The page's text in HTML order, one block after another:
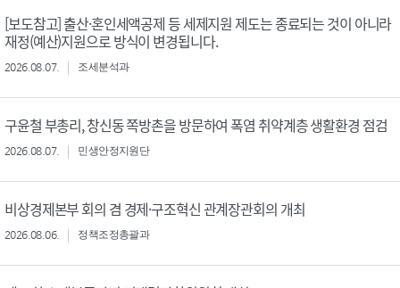
[보도참고] 출산·혼인세액공제 등 세제지원 제도는 종료되는 것이 아니라
재정(예산)지원으로 방식이 변경됩니다.
2026.08.07. 조세분석과
구윤철 부총리, 창신동 쪽방촌을 방문하여 폭염 취약계층 생활환경 점검
2026.08.07. 민생안정지원단
비상경제본부 회의 겸 경제·구조혁신 관계장관회의 개최
2026.08.06. 정책조정총괄과